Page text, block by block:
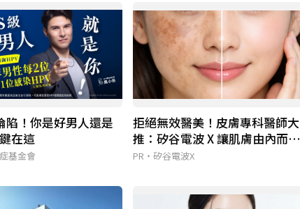
陷！你是好男人還是
在這
基金會
拒絕無效醫美！皮膚專科醫師大
推：矽谷電波 X 讓肌膚由內而外
更強韌
PR・矽谷電波X